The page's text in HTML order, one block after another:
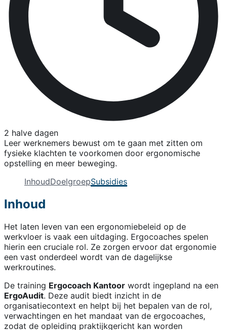
2 halve dagen
Leer werknemers bewust om te gaan met zitten om
fysieke klachten te voorkomen door ergonomische
opstelling en meer beweging.
InhoudDoelgroepSubsidies
Inhoud
Het laten leven van een ergonomiebeleid op de
werkvloer is vaak een uitdaging. Ergocoaches spelen
hierin een cruciale rol. Ze zorgen ervoor dat ergonomie
een vast onderdeel wordt van de dagelijkse
werkroutines.
De training Ergocoach Kantoor wordt ingepland na een
ErgoAudit. Deze audit biedt inzicht in de
organisatiecontext en helpt bij het bepalen van de rol,
verwachtingen en het mandaat van de ergocoaches,
zodat de opleiding praktijkgericht kan worden